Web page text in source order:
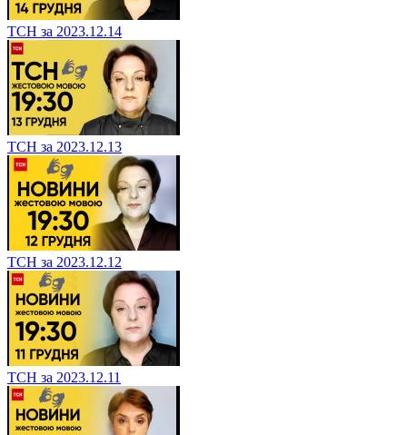
ТСН за 2023.12.14
ТСН за 2023.12.13
ТСН за 2023.12.12
ТСН за 2023.12.11